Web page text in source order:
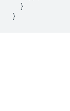
}
}